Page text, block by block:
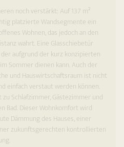
noch verstärkt: Auf 137 m²
platzierte Wandsegmente ein
Wohnen, das jedoch an den
wahrt. Eine Glasschiebetür
aufgrund der kurz konzipierten
Sommer dienen kann. Auch der
und Hauswirtschaftsraum ist nicht
einfach verstaut werden können.
Schlafzimmer, Gästezimmer und
Bad. Dieser Wohnkomfort wird
Dämmung des Hauses, einer
zukunftsgerechten kontrollierten